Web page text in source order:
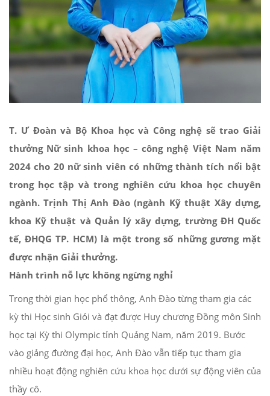
T. Ư Đoàn và Bộ Khoa học và Công nghệ sẽ trao Giải
thưởng Nữ sinh khoa học – công nghệ Việt Nam năm
2024 cho 20 nữ sinh viên có những thành tích nổi bật
trong học tập và trong nghiên cứu khoa học chuyên
ngành. Trịnh Thị Anh Đào (ngành Kỹ thuật Xây dựng,
khoa Kỹ thuật và Quản lý xây dựng, trường ĐH Quốc
tế, ĐHQG TP. HCM) là một trong số những gương mặt
được nhận Giải thưởng.
Hành trình nỗ lực không ngừng nghỉ
Trong thời gian học phổ thông, Anh Đào từng tham gia các
kỳ thi Học sinh Giỏi và đạt được Huy chương Đồng môn Sinh
học tại Kỳ thi Olympic tỉnh Quảng Nam, năm 2019. Bước
vào giảng đường đại học, Anh Đào vẫn tiếp tục tham gia
nhiều hoạt động nghiên cứu khoa học dưới sự động viên của
thầy cô.